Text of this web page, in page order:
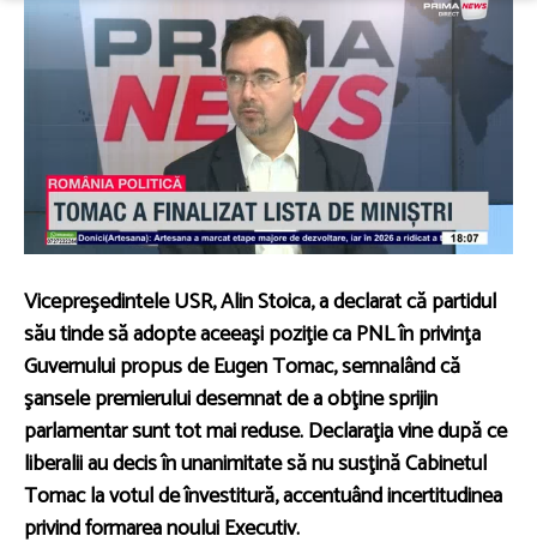
Vicepreşedintele USR, Alin Stoica, a declarat că partidul
său tinde să adopte aceeaşi poziţie ca PNL în privinţa
Guvernului propus de Eugen Tomac, semnalând că
şansele premierului desemnat de a obţine sprijin
parlamentar sunt tot mai reduse. Declaraţia vine după ce
liberalii au decis în unanimitate să nu susţină Cabinetul
Tomac la votul de învestitură, accentuând incertitudinea
privind formarea noului Executiv.